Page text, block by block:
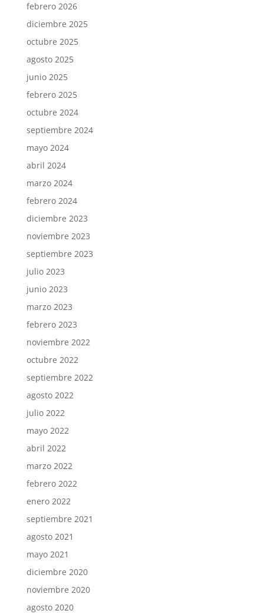
febrero 2026
diciembre 2025
octubre 2025
agosto 2025
junio 2025
febrero 2025
octubre 2024
septiembre 2024
mayo 2024
abril 2024
marzo 2024
febrero 2024
diciembre 2023
noviembre 2023
septiembre 2023
julio 2023
junio 2023
marzo 2023
febrero 2023
noviembre 2022
octubre 2022
septiembre 2022
agosto 2022
julio 2022
mayo 2022
abril 2022
marzo 2022
febrero 2022
enero 2022
septiembre 2021
agosto 2021
mayo 2021
diciembre 2020
noviembre 2020
agosto 2020